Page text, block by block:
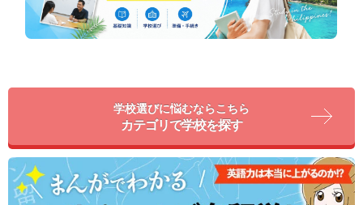
学校選びに悩むならこちら
カテゴリで学校を探す